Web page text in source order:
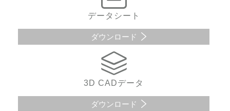
データシート
ダウンロード
3D CADデータ
ダウンロード